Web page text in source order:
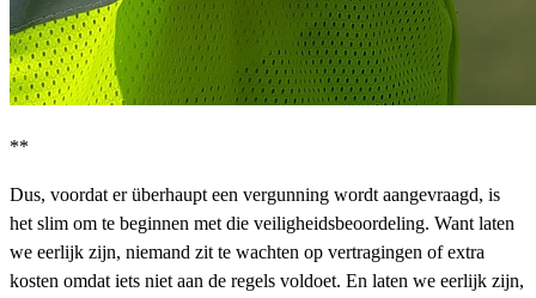
**
Dus, voordat er überhaupt een vergunning wordt aangevraagd, is
het slim om te beginnen met die veiligheidsbeoordeling. Want laten
we eerlijk zijn, niemand zit te wachten op vertragingen of extra
kosten omdat iets niet aan de regels voldoet. En laten we eerlijk zijn,